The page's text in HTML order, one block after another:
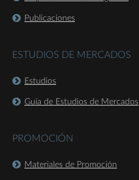
Publicaciones
ESTUDIOS DE MERCADOS
Estudios
Guía de Estudios de Mercados
PROMOCIÓN
Materiales de Promoción